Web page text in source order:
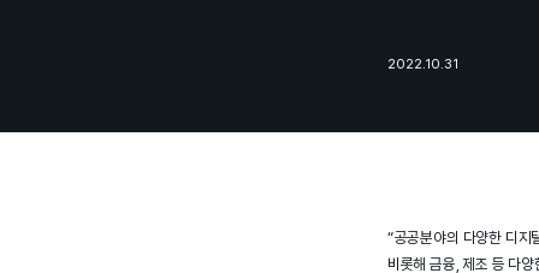
2022.10.31
“공공분야의 다양한 디지
비롯해 금융, 제조 등 다